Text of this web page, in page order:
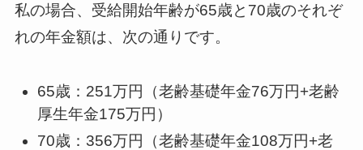
私の場合、受給開始年齢が65歳と70歳のそれぞ
れの年金額は、次の通りです。
65歳：251万円（老齢基礎年金76万円+老齢
厚生年金175万円）
70歳：356万円（老齢基礎年金108万円+老